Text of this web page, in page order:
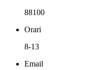
88100
Orari
8-13
Email